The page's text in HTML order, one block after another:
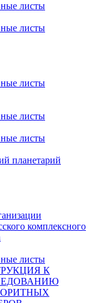
листы
листы
листы
листы
листы
планетарий
комплексного
листы
К